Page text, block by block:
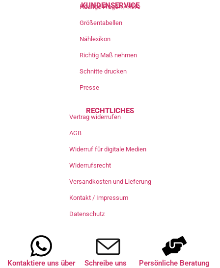
KUNDENSERVICE
Häufige Fragen / Hilfe
Größentabellen
Nählexikon
Richtig Maß nehmen
Schnitte drucken
Presse
RECHTLICHES
Vertrag widerrufen
AGB
Widerruf für digitale Medien
Widerrufsrecht
Versandkosten und Lieferung
Kontakt / Impressum
Datenschutz
Kontaktiere uns über
Schreibe uns
Persönliche Beratung